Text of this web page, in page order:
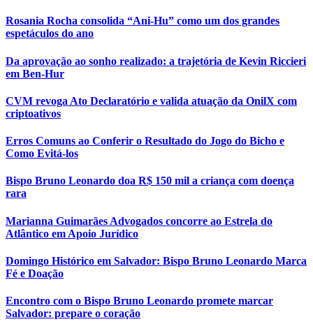
Rosania Rocha consolida “Ani-Hu” como um dos grandes
espetáculos do ano
Da aprovação ao sonho realizado: a trajetória de Kevin Riccieri
em Ben-Hur
CVM revoga Ato Declaratório e valida atuação da OnilX com
criptoativos
Erros Comuns ao Conferir o Resultado do Jogo do Bicho e
Como Evitá-los
Bispo Bruno Leonardo doa R$ 150 mil a criança com doença
rara
Marianna Guimarães Advogados concorre ao Estrela do
Atlântico em Apoio Jurídico
Domingo Histórico em Salvador: Bispo Bruno Leonardo Marca
Fé e Doação
Encontro com o Bispo Bruno Leonardo promete marcar
Salvador: prepare o coração